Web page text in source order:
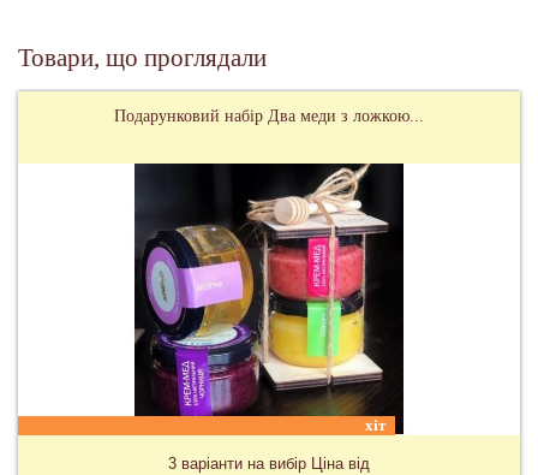
Товари, що проглядали
Подарунковий набір Два меди з ложкою...
хіт
3 варіанти на вибір Ціна від